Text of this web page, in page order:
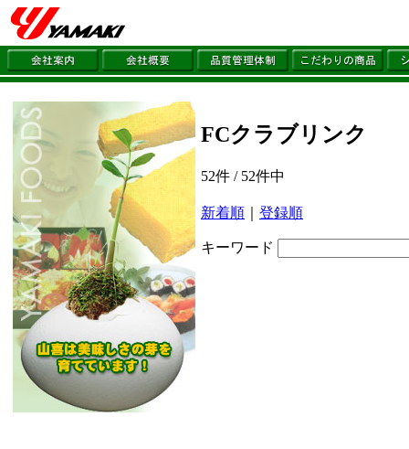
FCクラブリンク
52件 / 52件中
新着順 登録順
キーワード